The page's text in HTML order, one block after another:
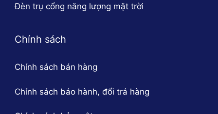
Đèn trụ cổng năng lượng mặt trời
Chính sách
Chính sách bán hàng
Chính sách bảo hành, đổi trả hàng